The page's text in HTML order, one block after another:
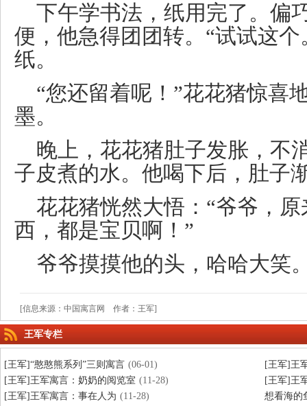
下午学书法，纸用完了。偏
便，他急得团团转。“试试这
纸。
“您还留着呢！”花花猪惊喜
墨。
晚上，花花猪肚子发胀，不
子皮煮的水。他喝下后，肚子
花花猪恍然大悟：“爷爷，
西，都是宝贝啊！”
爷爷摸摸他的头，哈哈大笑
[信息来源：中国寓言网 作者：王军]
王军专栏
[王军]“憨憨熊系列”三则寓言 (06-01)
[王军]王
[王军]王军寓言：奶奶的阅览室 (11-28)
[王军]王
[王军]王军寓言：事在人为 (11-28)
想看海的